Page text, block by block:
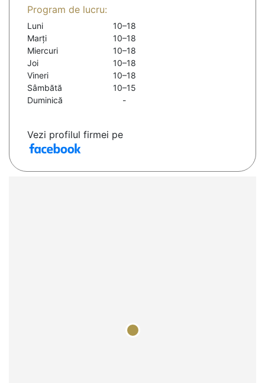
Program de lucru:
Luni
10–18
Marți
10–18
Miercuri
10–18
Joi
10–18
Vineri
10–18
Sâmbătă
10–15
Duminică
-
Vezi profilul firmei pe